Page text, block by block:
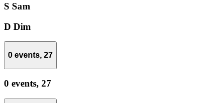
S Sam
D Dim
0 events, 27
0 events, 27